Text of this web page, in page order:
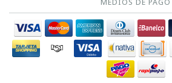
MEDIOS DE PAGO